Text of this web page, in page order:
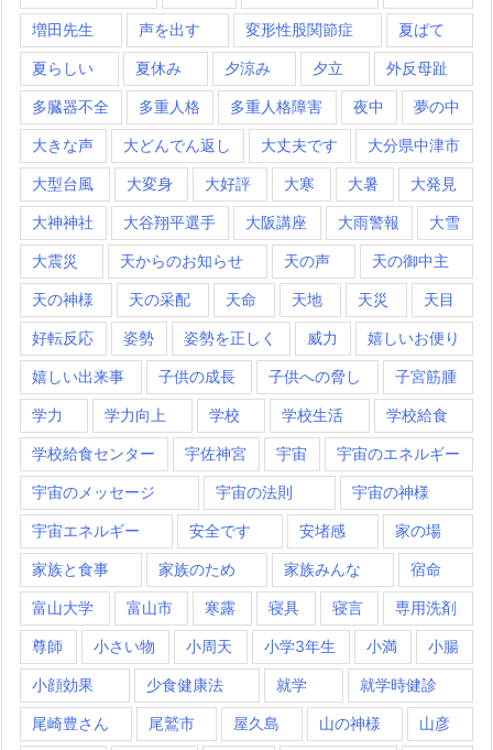
増田先生 声を出す 変形性股関節症 夏ばて
夏らしい 夏休み 夕涼み 夕立 外反母趾
多臓器不全 多重人格 多重人格障害 夜中 夢の中
大きな声 大どんでん返し 大丈夫です 大分県中津市
大型台風 大変身 大好評 大寒 大暑 大発見
大神神社 大谷翔平選手 大阪講座 大雨警報 大雪
大震災 天からのお知らせ 天の声 天の御中主
天の神様 天の采配 天命 天地 天災 天目
好転反応 姿勢 姿勢を正しく 威力 嬉しいお便り
嬉しい出来事 子供の成長 子供への脅し 子宮筋腫
学力 学力向上 学校 学校生活 学校給食
学校給食センター 宇佐神宮 宇宙 宇宙のエネルギー
宇宙のメッセージ 宇宙の法則 宇宙の神様
宇宙エネルギー 安全です 安堵感 家の場
家族と食事 家族のため 家族みんな 宿命
富山大学 富山市 寒露 寝具 寝言 専用洗剤
尊師 小さい物 小周天 小学3年生 小満 小腸
小顔効果 少食健康法 就学 就学時健診
尾崎豊さん 尾鷲市 屋久島 山の神様 山彦